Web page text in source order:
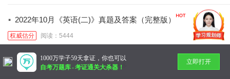
· 2022年10月《英语(二)》真题及答案（完整版）
权威估分 阅读：5444
暂无更多
1000万学子59天拿证，你也可以
自考万题库-考证通关大杀器！
立即打开